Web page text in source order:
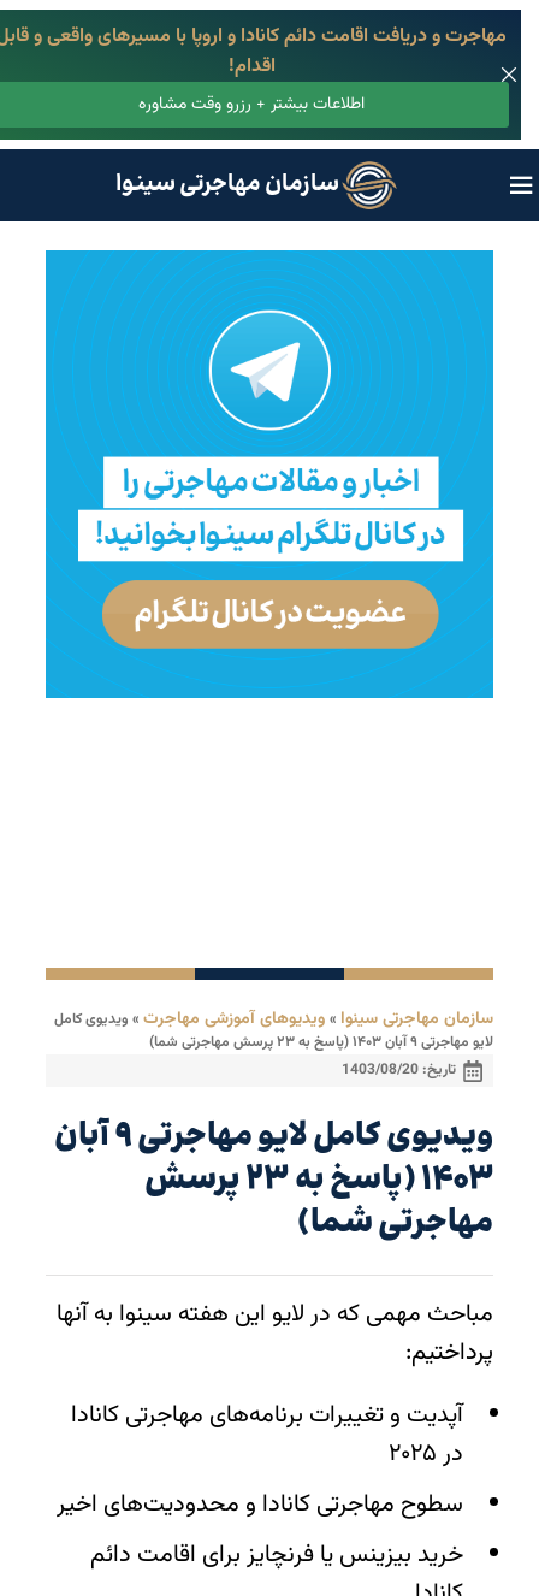
سازمان مهاجرتی سینوا
سازمان مهاجرتی سینوا » ویدیوهای آموزشی مهاجرت » ویدیوی کامل
لایو مهاجرتی ۹ آبان ۱۴۰۳ (پاسخ به ۲۳ پرسش مهاجرتی شما)
تاریخ:1403/08/20
ویدیوی کامل لایو مهاجرتی ۹ آبان
۱۴۰۳ (پاسخ به ۲۳ پرسش
مهاجرتی شما)
مباحث مهمی که در لایو این هفته سینوا به آنها
پرداختیم:
آپدیت و تغییرات برنامه‌های مهاجرتی کانادا
در ۲۰۲۵
سطوح مهاجرتی کانادا و محدودیت‌های اخیر
خرید بیزینس یا فرنچایز برای اقامت دائم
مهاجرت و دریافت اقامت دائم کانادا و اروپا با مسیرهای واقعی و
اقدام!
اطلاعات بیشتر + رزرو وقت مشاوره